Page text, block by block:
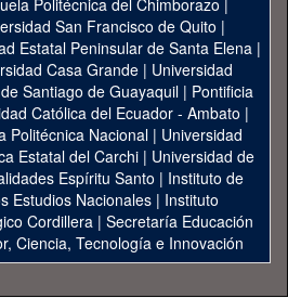
Politécnica del Chimborazo |
San Francisco de Quito |
Estatal Peninsular de Santa Elena|
Casa Grande | Universidad
Santiago de Guayaquil| Pontificia
Católica del Ecuador - Ambato |
Politécnica Nacional| Universidad
Estatal del Carchi| Universidad de
Espíritu Santo | Instituto de
Estudios Nacionales | Instituto
Cordillera | Secretaría Educación
Ciencia, Tecnología e Innovación